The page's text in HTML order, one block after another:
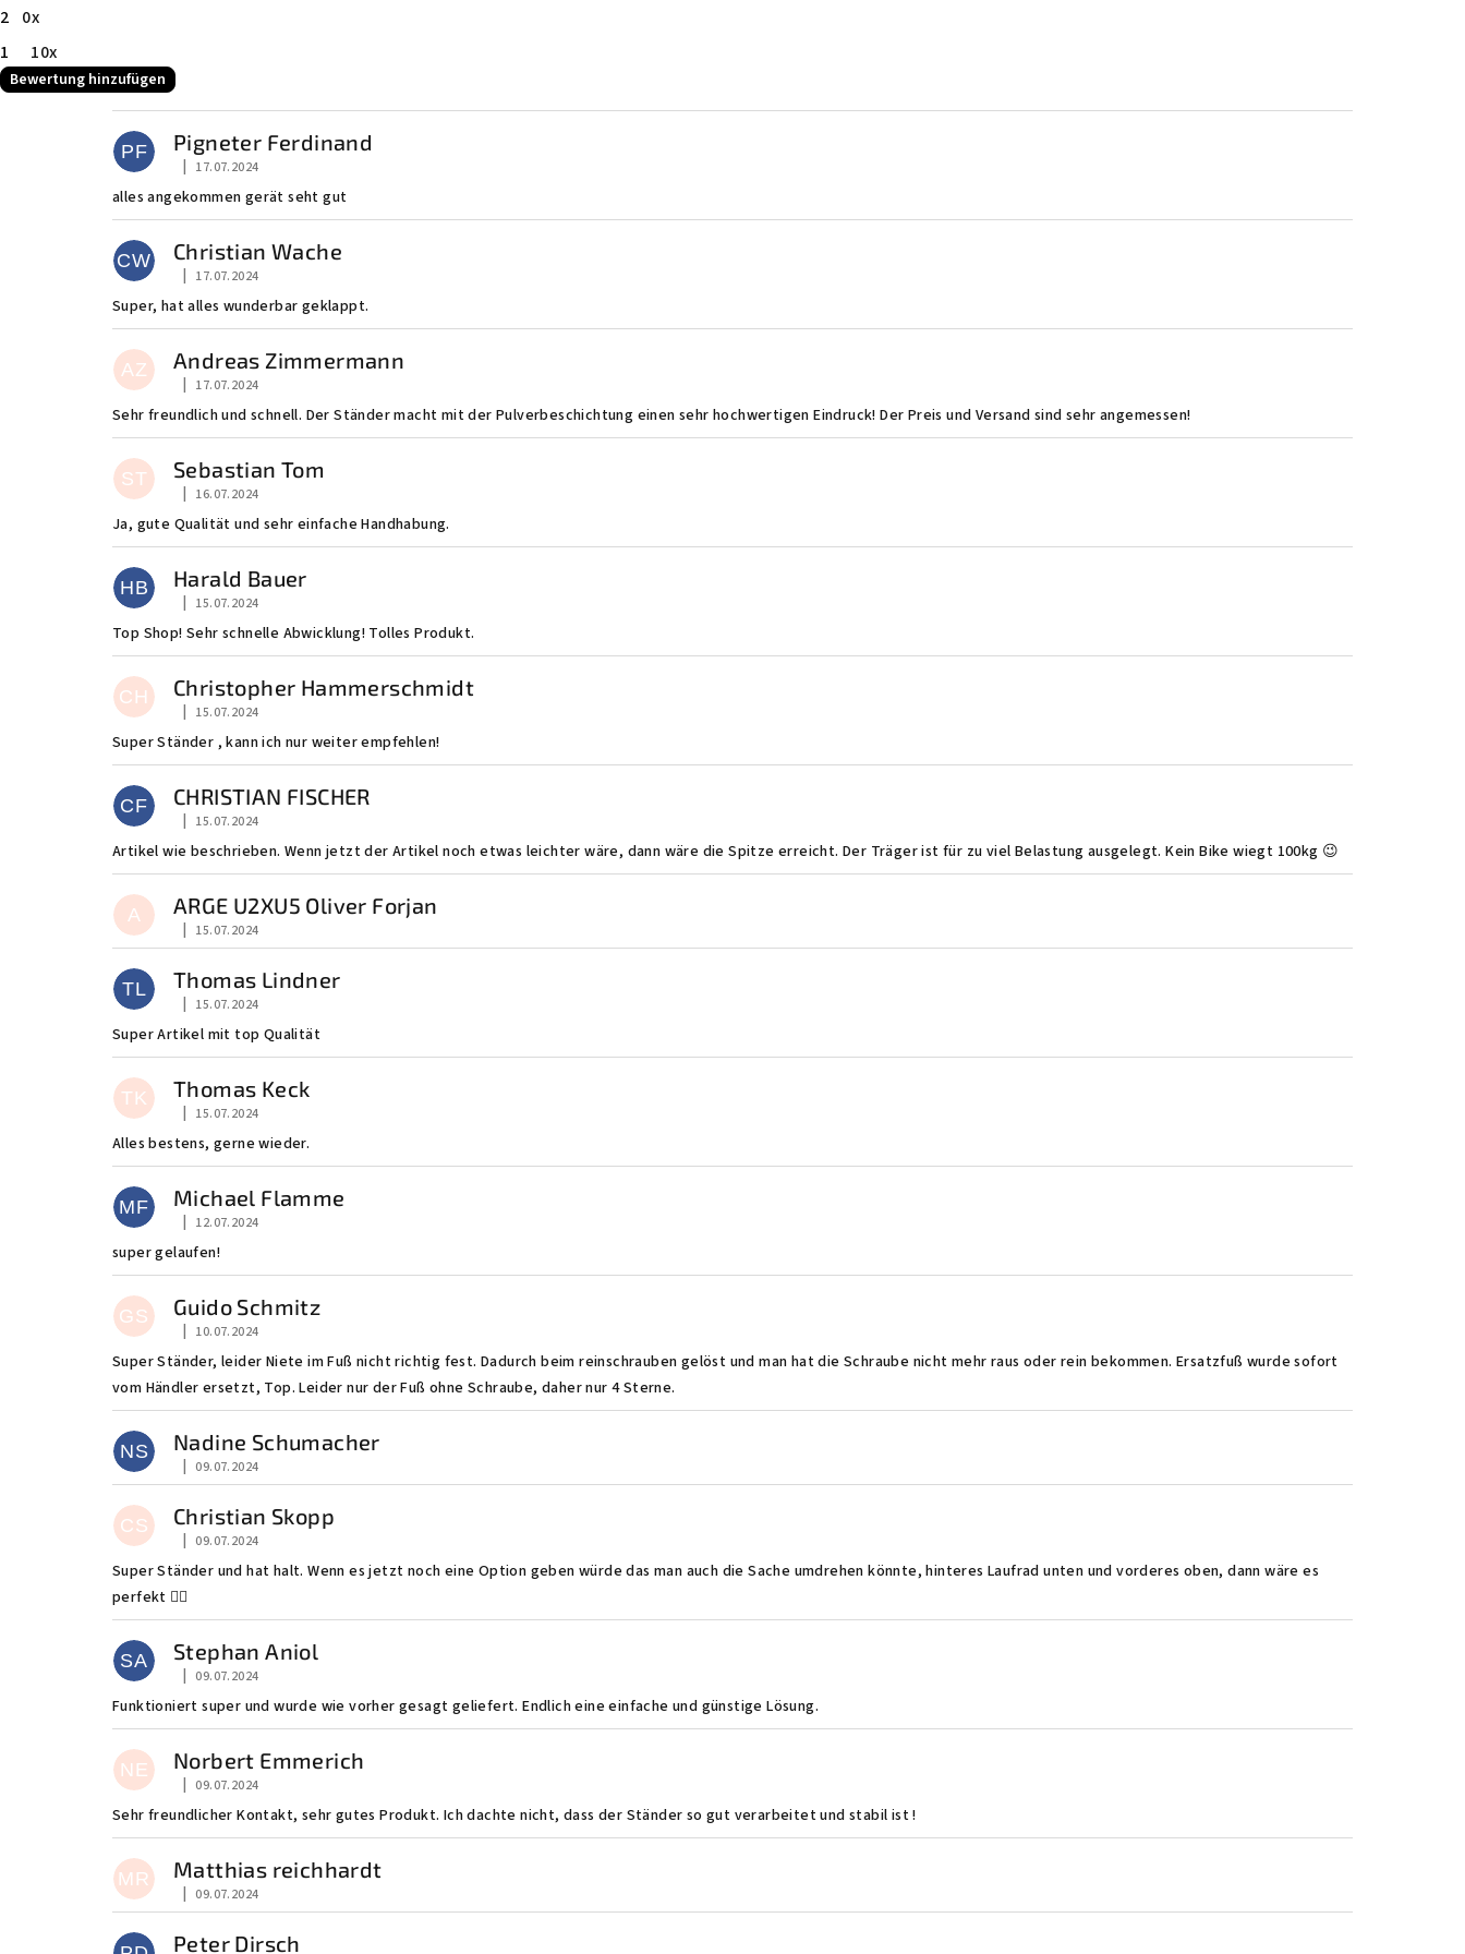
2 0x
1
10x
Bewertung hinzufügen
L
i
s
t
e
d
e
r
B
e
w
e
r
t
u
n
g
e
n
PF Pigneter Ferdinand
Die Shop-Bewertung beträgt 5 von 5 Sternen.
| 17.07.2024
alles angekommen gerät seht gut
CW Christian Wache
Die Shop-Bewertung beträgt 5 von 5 Sternen.
| 17.07.2024
Super, hat alles wunderbar geklappt.
AZ Andreas Zimmermann
Die Shop-Bewertung beträgt 5 von 5 Sternen.
| 17.07.2024
Sehr freundlich und schnell. Der Ständer macht mit der Pulverbeschichtung einen sehr hochwertigen Eindruck! Der Preis und Versand sind sehr angemessen!
ST Sebastian Tom
Die Shop-Bewertung beträgt 5 von 5 Sternen.
| 16.07.2024
Ja, gute Qualität und sehr einfache Handhabung.
HB Harald Bauer
Die Shop-Bewertung beträgt 5 von 5 Sternen.
| 15.07.2024
Top Shop! Sehr schnelle Abwicklung! Tolles Produkt.
CH Christopher Hammerschmidt
Die Shop-Bewertung beträgt 5 von 5 Sternen.
| 15.07.2024
Super Ständer , kann ich nur weiter empfehlen!
CF CHRISTIAN FISCHER
Die Shop-Bewertung beträgt 5 von 5 Sternen.
| 15.07.2024
Artikel wie beschrieben. Wenn jetzt der Artikel noch etwas leichter wäre, dann wäre die Spitze erreicht. Der Träger ist für zu viel Belastung ausgelegt. Kein Bike wiegt 100kg 😉
A ARGE U2XU5 Oliver Forjan
Die Shop-Bewertung beträgt 5 von 5 Sternen.
| 15.07.2024
TL Thomas Lindner
Die Shop-Bewertung beträgt 5 von 5 Sternen.
| 15.07.2024
Super Artikel mit top Qualität
TK Thomas Keck
Die Shop-Bewertung beträgt 4 von 5 Sternen.
| 15.07.2024
Alles bestens, gerne wieder.
MF Michael Flamme
Die Shop-Bewertung beträgt 5 von 5 Sternen.
| 12.07.2024
super gelaufen!
GS Guido Schmitz
Die Shop-Bewertung beträgt 4 von 5 Sternen.
| 10.07.2024
Super Ständer, leider Niete im Fuß nicht richtig fest. Dadurch beim reinschrauben gelöst und man hat die Schraube nicht mehr raus oder rein bekommen. Ersatzfuß wurde sofort
vom Händler ersetzt, Top. Leider nur der Fuß ohne Schraube, daher nur 4 Sterne.
NS Nadine Schumacher
Die Shop-Bewertung beträgt 5 von 5 Sternen.
| 09.07.2024
CS Christian Skopp
Die Shop-Bewertung beträgt 5 von 5 Sternen.
| 09.07.2024
Super Ständer und hat halt. Wenn es jetzt noch eine Option geben würde das man auch die Sache umdrehen könnte, hinteres Laufrad unten und vorderes oben, dann wäre es
perfekt 👌🏻
SA Stephan Aniol
Die Shop-Bewertung beträgt 5 von 5 Sternen.
| 09.07.2024
Funktioniert super und wurde wie vorher gesagt geliefert. Endlich eine einfache und günstige Lösung.
NE Norbert Emmerich
Die Shop-Bewertung beträgt 5 von 5 Sternen.
| 09.07.2024
Sehr freundlicher Kontakt, sehr gutes Produkt. Ich dachte nicht, dass der Ständer so gut verarbeitet und stabil ist !
MR Matthias reichhardt
Die Shop-Bewertung beträgt 5 von 5 Sternen.
| 09.07.2024
Peter Dirsch